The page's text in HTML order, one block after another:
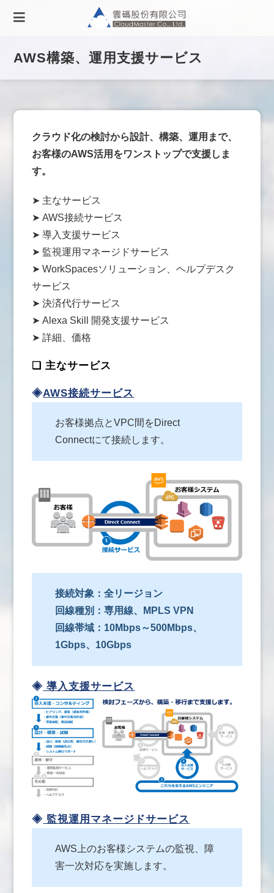
AWS構築、運用支援サービス
クラウド化の検討から設計、構築、運用まで、
お客様のAWS活用をワンストップで支援しま
す。
➤ 主なサービス
➤ AWS接続サービス
➤ 導入支援サービス
➤ 監視運用マネージドサービス
➤ WorkSpacesソリューション、ヘルプデスク
サービス
➤ 決済代行サービス
➤ Alexa Skill 開発支援サービス
➤ 詳細、価格
❏ 主なサービス
◈AWS接続サービス
お客様拠点とVPC間をDirect
Connectにて接続します。
接続対象：全リージョン
回線種別：専用線、MPLS VPN
回線帯域：10Mbps～500Mbps、
1Gbps、10Gbps
◈ 導入支援サービス
◈ 監視運用マネージドサービス
AWS上のお客様システムの監視、障
害一次対応を実施します。